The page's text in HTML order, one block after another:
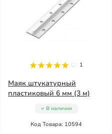
1
Маяк штукатурный
пластиковый 6 мм (3 м)
В наличии
Код Товара: 10594